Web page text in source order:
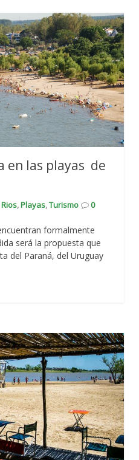
en las playas de
,Playas,Turismo 0
formalmente
será la propuesta que
del Paraná, del Uruguay